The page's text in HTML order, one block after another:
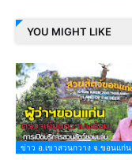
YOU MIGHT LIKE
ข่าว อ.เขาสวนกวาง จ.ขอนแก่น